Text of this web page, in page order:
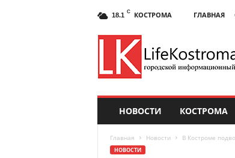
18.1 C КОСТРОМА ГЛАВНАЯ
НОВОСТИ КОСТРОМА
Главная Новости В Костроме
НОВОСТИ